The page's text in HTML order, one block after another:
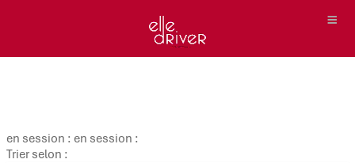
en session : en session :
Trier selon :